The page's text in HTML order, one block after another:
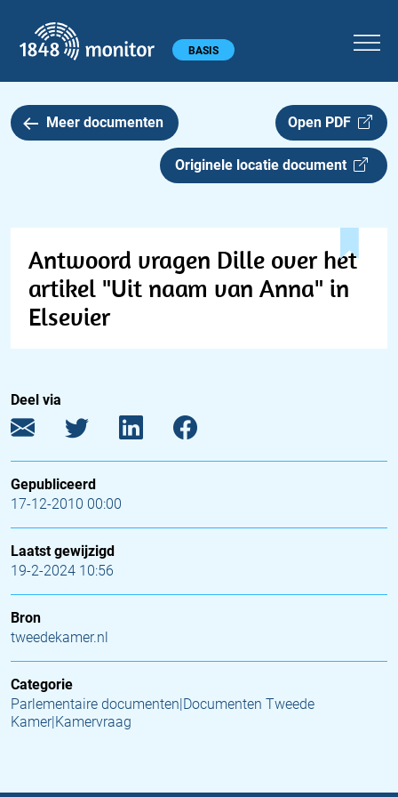
Hoofdmenu BASIS
Meer documenten Open PDF
Originele locatie document
Antwoord vragen Dille over het
artikel "Uit naam van Anna" in
Elsevier
Deel via
Gepubliceerd
17-12-2010 00:00
Laatst gewijzigd
19-2-2024 10:56
Bron
tweedekamer.nl
Categorie
Parlementaire documenten|Documenten Tweede
Kamer|Kamervraag